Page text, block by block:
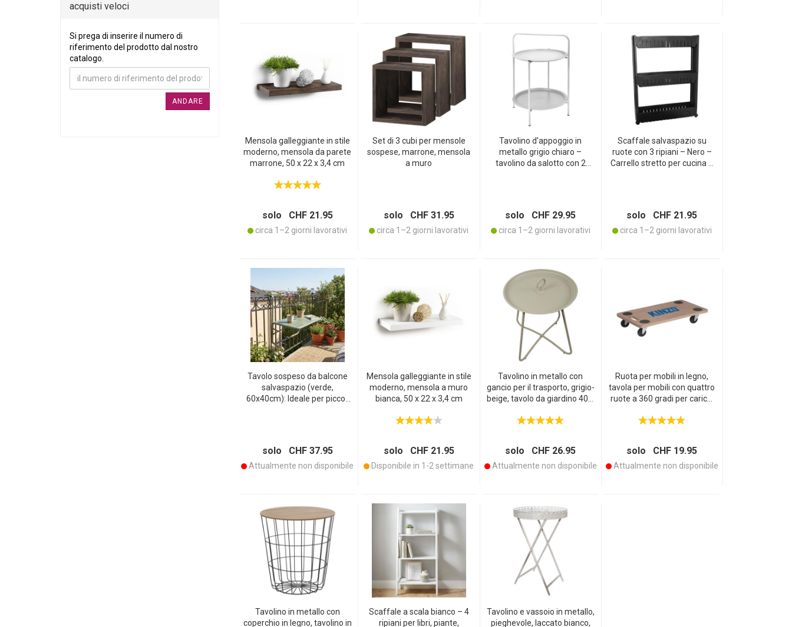
Mensola galleggiante in stile
moderno, mensola da parete
marrone, 50 x 22 x 3,4 cm
solo CHF 21.95
circa 1–2 giorni lavorativi
Set di 3 cubi per mensole
sospese, marrone, mensola
a muro
solo CHF 31.95
circa 1–2 giorni lavorativi
Tavolino d’appoggio in
metallo grigio chiaro –
tavolino da salotto con 2
solo CHF 29.95
circa 1–2 giorni lavorativi
Scaffale salvaspazio su
ruote con 3 ripiani – Nero –
Carrello stretto per cucina e
solo CHF 21.95
circa 1–2 giorni lavorativi
Tavolo sospeso da balcone
salvaspazio (verde,
60x40cm): Ideale per piccoli
solo CHF 37.95
Attualmente non disponibile
Mensola galleggiante in stile
moderno, mensola a muro
bianca, 50 x 22 x 3,4 cm
solo CHF 21.95
Disponibile in 1-2 settimane
Tavolino in metallo con
gancio per il trasporto, grigio-
beige, tavolo da giardino 40 x
solo CHF 26.95
Attualmente non disponibile
Ruota per mobili in legno,
tavola per mobili con quattro
ruote a 360 gradi per carichi
solo CHF 19.95
Attualmente non disponibile
Tavolino in metallo con
coperchio in legno, tavolino in
Scaffale a scala bianco – 4
ripiani per libri, piante,
Tavolino e vassoio in metallo,
pieghevole, laccato bianco,
acquisti veloci
SI PREGA DI INSERIRE IL NUMERO DI RIFERIMENTO DEL PRODOTTO DAL NOSTRO CATALOGO.
Si prega di inserire il numero di
riferimento del prodotto dal nostro
catalogo.
ANDARE